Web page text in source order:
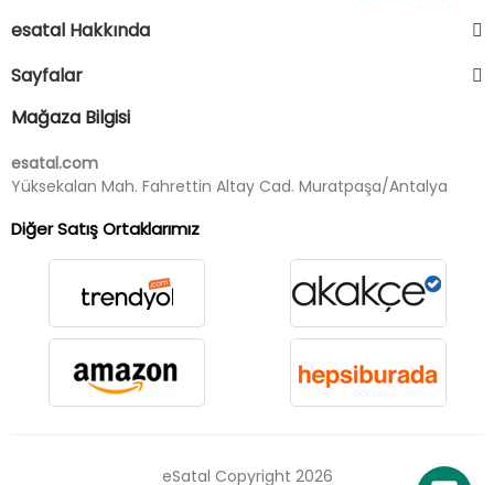
esatal Hakkında
Sayfalar
Mağaza Bilgisi
esatal.com
Yüksekalan Mah. Fahrettin Altay Cad. Muratpaşa/Antalya
Diğer Satış Ortaklarımız
eSatal Copyright 2026